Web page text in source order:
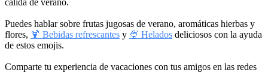
Puedes hablar sobre frutas jugosas de verano, aromáticas hierbas y
flores, 🍹 Bebidas refrescantes y 🍨 Helados deliciosos con la ayuda
de estos emojis.
Comparte tu experiencia de vacaciones con tus amigos en las redes